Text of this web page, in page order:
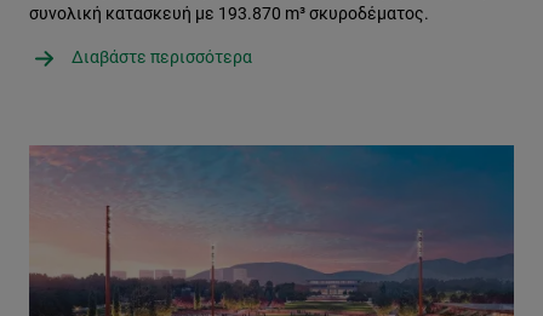
συνολική κατασκευή με 193.870 m³ σκυροδέματος.
Διαβάστε περισσότερα